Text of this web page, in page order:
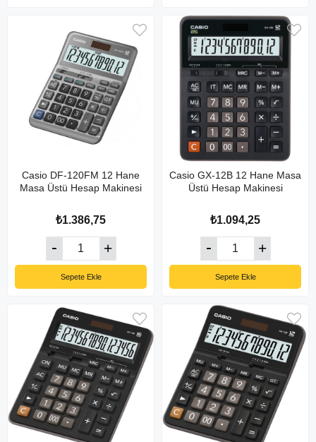
Casio DF-120FM 12 Hane
Masa Üstü Hesap Makinesi
₺1.386,75
Sepete Ekle
Casio GX-12B 12 Hane Masa
Üstü Hesap Makinesi
₺1.094,25
Sepete Ekle